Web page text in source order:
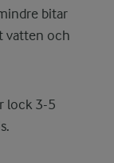
bitar
vatten och
lock 3-5